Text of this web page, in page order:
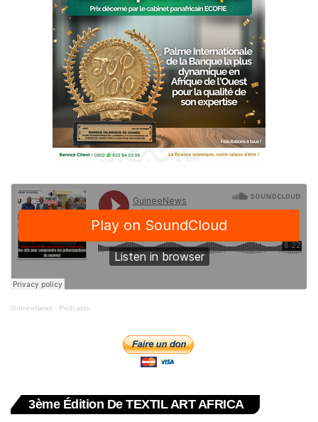
GuineeNews · Podcasts
3ème Édition De TEXTIL ART AFRICA